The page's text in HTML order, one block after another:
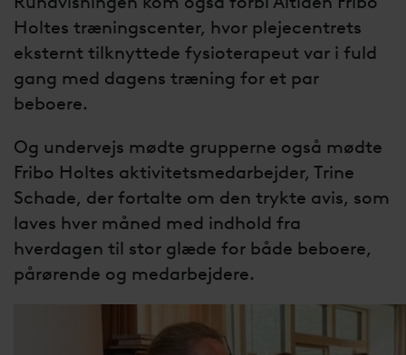
Holtes træningscenter, hvor plejecentrets
eksternt tilknyttede fysioterapeut var i fuld
gang med dagens træning for et par
beboere.
Og undervejs mødte grupperne også mødte
Fribo Holtes aktivitetsmedarbejder, Trine
Schade, der fortalte om den trykte avis, som
laves hver måned med indhold fra
hverdagen til stor glæde for både beboere,
pårørende og medarbejdere.